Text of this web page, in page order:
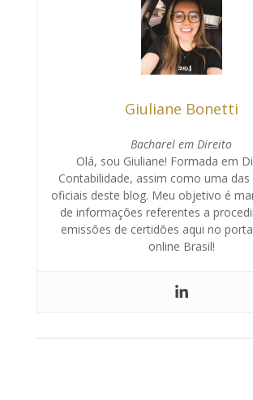
Giuliane Bonetti
Bacharel em Direito
Olá, sou Giuliane! Formada em
Contabilidade, assim como uma
oficiais deste blog. Meu objetivo é
de informações referentes a
emissões de certidões aqui no
online Brasil!